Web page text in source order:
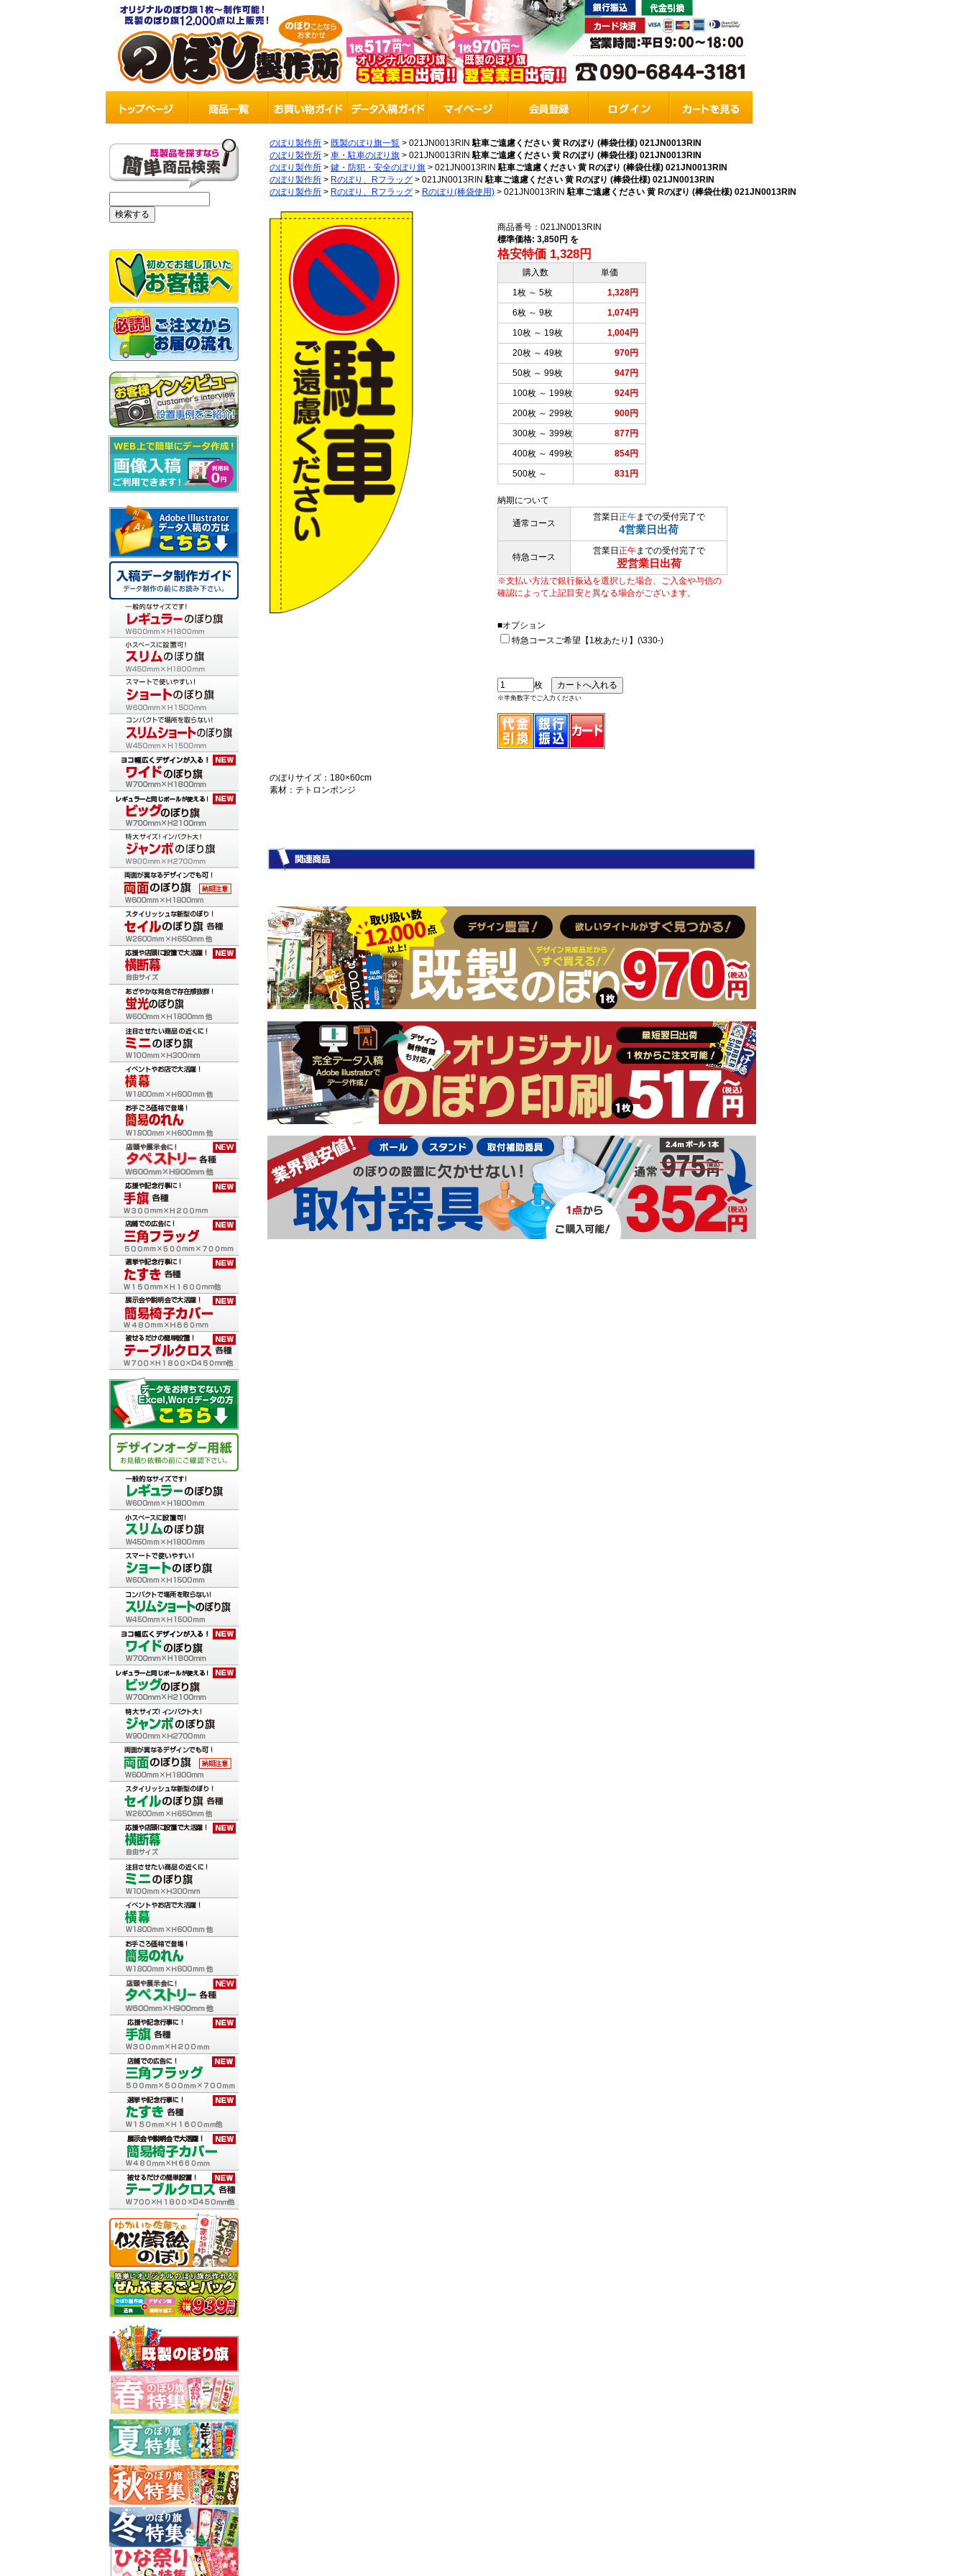
のぼり製作所 > 既製のぼり旗一覧 > 021JN0013RIN駐車ご遠慮ください 黄 Rのぼり (棒袋仕様) 021JN0013RIN
のぼり製作所 > 車・駐車のぼり旗 > 021JN0013RIN駐車ご遠慮ください 黄 Rのぼり (棒袋仕様) 021JN0013RIN
のぼり製作所 > 鍵・防犯・安全のぼり旗 > 021JN0013RIN駐車ご遠慮ください 黄 Rのぼり (棒袋仕様) 021JN0013RIN
のぼり製作所 > Rのぼり、Rフラッグ > 021JN0013RIN駐車ご遠慮ください 黄 Rのぼり (棒袋仕様) 021JN0013RIN
のぼり製作所 > Rのぼり、Rフラッグ > Rのぼり(棒袋使用) > 021JN0013RIN駐車ご遠慮ください 黄 Rのぼり (棒袋仕様) 021JN0013RIN
商品番号：021JN0013RIN
標準価格: 3,850円 を
格安特価 1,328円
購入数
単価
1枚 ～ 5枚
1,328円
6枚 ～ 9枚
1,074円
10枚 ～ 19枚
1,004円
20枚 ～ 49枚
970円
50枚 ～ 99枚
947円
100枚 ～ 199枚
924円
200枚 ～ 299枚
900円
300枚 ～ 399枚
877円
400枚 ～ 499枚
854円
500枚 ～
831円
納期について
通常コース
営業日 正午までの受付完了で
4営業日出荷
特急コース
営業日 正午までの受付完了で
翌営業日出荷
※支払い方法で銀行振込を選択した場合、ご入金や与信の
確認によって上記目安と異なる場合がございます。
■オプション
特急コースご希望【1枚あたり】(\330-)
枚
※半角数字でご入力ください
のぼりサイズ：180×60cm
素材：テトロンポンジ